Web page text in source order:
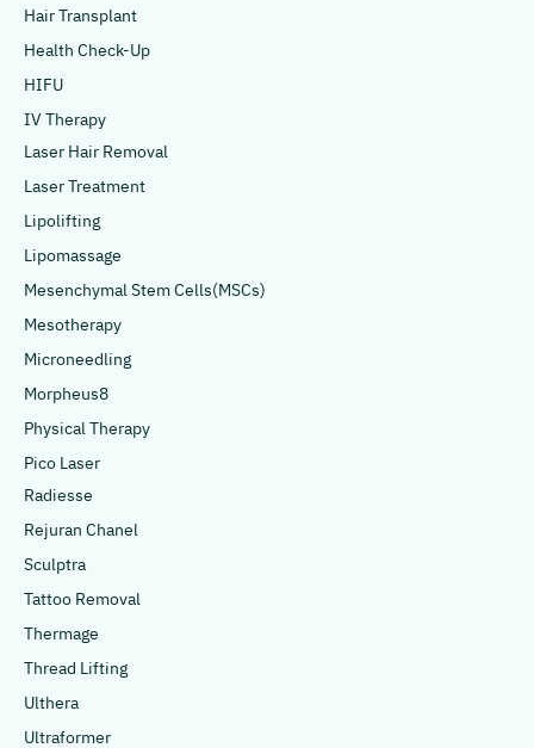
Hair Transplant
Health Check-Up
HIFU
IV Therapy
Laser Hair Removal
Laser Treatment
Lipolifting
Lipomassage
Mesenchymal Stem Cells(MSCs)
Mesotherapy
Microneedling
Morpheus8
Physical Therapy
Pico Laser
Radiesse
Rejuran Chanel
Sculptra
Tattoo Removal
Thermage
Thread Lifting
Ulthera
Ultraformer